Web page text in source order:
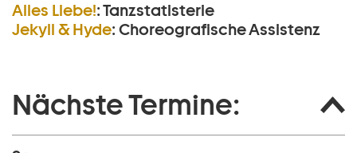
Alles Liebe!:Tanzstatisterie
Jekyll & Hyde: Choreografische Assistenz
Nächste Termine: